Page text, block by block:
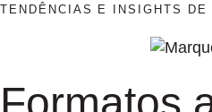
TENDÊNCIAS E INSIGHTS DE